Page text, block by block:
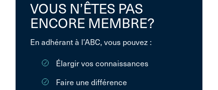
VOUS N’ÊTES PAS
ENCORE MEMBRE?
En adhérant à l’ABC, vous pouvez :
Élargir vos connaissances
Faire une différence